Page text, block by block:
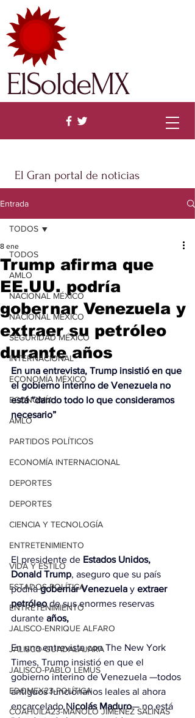
El Gran portal de noticias
ElSoldeMX
Entrada
TODOS
AMLO
NACIONAL MÉXICO
NACIONAL MÉXICO
SEGURIDAD MÉXICO
INTERNACIONAL
ECONOMÍA MÉXICO
ECONOMÍA
AMLO
PARTIDOS POLÍTICOS
ECONOMÍA INTERNACIONAL
DEPORTES
DEPORTES
CIENCIA Y TECNOLOGÍA
ENTRETENIMIENTO
VIDA Y ESTILO
ESTADOS-POLÍTICA
ENTRETENIMIENTO
JALISCO-ENRIQUE ALFARO
JALISCO-GUADALAJARA
JALISCO-PABLO LEMUS
EDOMEX23-POLÍTICA
COAHUILA23-MANOLO JIMÉNEZ SALINAS
TODOS
Trump afirma que
EE.UU. podría
gobernar Venezuela y
extraer su petróleo
durante años
8 ene
En una entrevista, Trump insistió en que
el gobierno interino de Venezuela no
está “dando todo lo que consideramos
necesario”
El presidente de Estados Unidos,
Donald Trump, aseguro que su país
podría gobernar Venezuela y extraer
petróleo de sus enormes reservas
durante años,
En una entrevista con The New York
Times, Trump insistió en que el
gobierno interino de Venezuela —todos
antiguos funcionarios leales al ahora
encarcelado Nicolás Maduro— no está